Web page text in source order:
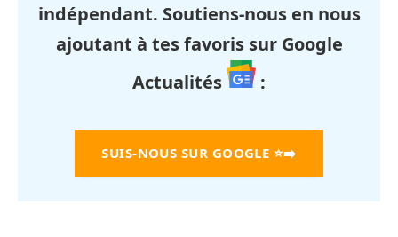
indépendant. Soutiens-nous en nous
ajoutant à tes favoris sur Google
Actualités
:
SUIS-NOUS SUR GOOGLE ⭐➡️